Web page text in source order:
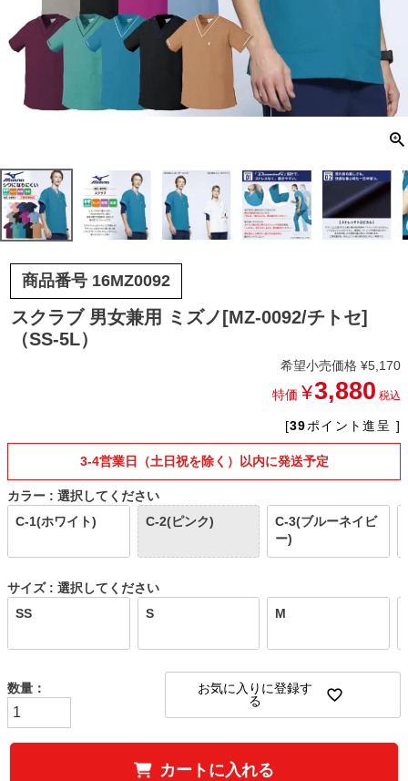
商品番号 16MZ0092
スクラブ 男女兼用 ミズノ[MZ-0092/チトセ]
（SS-5L）
希望小売価格 ¥5,170
特価 ¥3,880 税込
[39ポイント進呈 ]
3-4営業日（土日祝を除く）以内に発送予定
カラー
選択してください
C-1(ホワイト)
C-2(ピンク)
C-3(ブルーネイビ
ー)
サイズ
選択してください
SS
S M
お気に入りに登録す
る
カートに入れる